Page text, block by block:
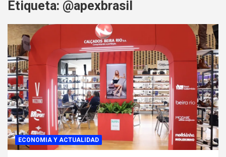
content
Etiqueta: @apexbrasil
ECONOMIA Y ACTUALIDAD